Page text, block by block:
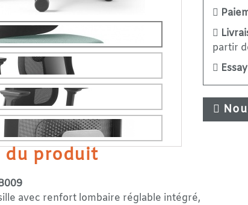
partir
du produit
avec renfort lombaire réglable intégré,